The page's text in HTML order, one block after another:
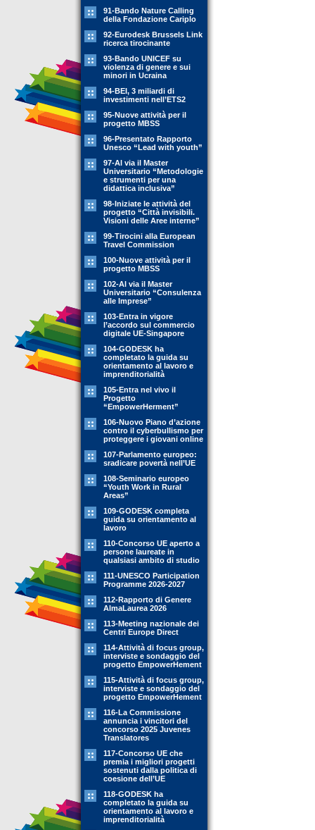
91-Bando Nature Calling
della Fondazione Cariplo
92-Eurodesk Brussels Link
ricerca tirocinante
93-Bando UNICEF su
violenza di genere e sui
minori in Ucraina
94-BEI, 3 miliardi di
investimenti nell’ETS2
95-Nuove attività per il
progetto MBSS
96-Presentato Rapporto
Unesco “Lead with youth”
97-Al via il Master
Universitario “Metodologie
e strumenti per una
didattica inclusiva”
98-Iniziate le attività del
progetto “Città invisibili.
Visioni delle Aree interne”
99-Tirocini alla European
Travel Commission
100-Nuove attività per il
progetto MBSS
102-Al via il Master
Universitario “Consulenza
alle Imprese”
103-Entra in vigore
l’accordo sul commercio
digitale UE-Singapore
104-GODESK ha
completato la guida su
orientamento al lavoro e
imprenditorialità
105-Entra nel vivo il
Progetto
“EmpowerHerment”
106-Nuovo Piano d’azione
contro il cyberbullismo per
proteggere i giovani online
107-Parlamento europeo:
sradicare povertà nell’UE
108-Seminario europeo
“Youth Work in Rural
Areas”
109-GODESK completa
guida su orientamento al
lavoro
110-Concorso UE aperto a
persone laureate in
qualsiasi ambito di studio
111-UNESCO Participation
Programme 2026-2027
112-Rapporto di Genere
AlmaLaurea 2026
113-Meeting nazionale dei
Centri Europe Direct
114-Attività di focus group,
interviste e sondaggio del
progetto EmpowerHement
115-Attività di focus group,
interviste e sondaggio del
progetto EmpowerHement
116-La Commissione
annuncia i vincitori del
concorso 2025 Juvenes
Translatores
117-Concorso UE che
premia i migliori progetti
sostenuti dalla politica di
coesione dell’UE
118-GODESK ha
completato la guida su
orientamento al lavoro e
imprenditorialità